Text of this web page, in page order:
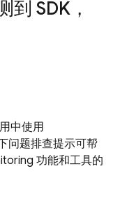
到 SDK，
中使用
问题排查提示可帮
功能和工具的